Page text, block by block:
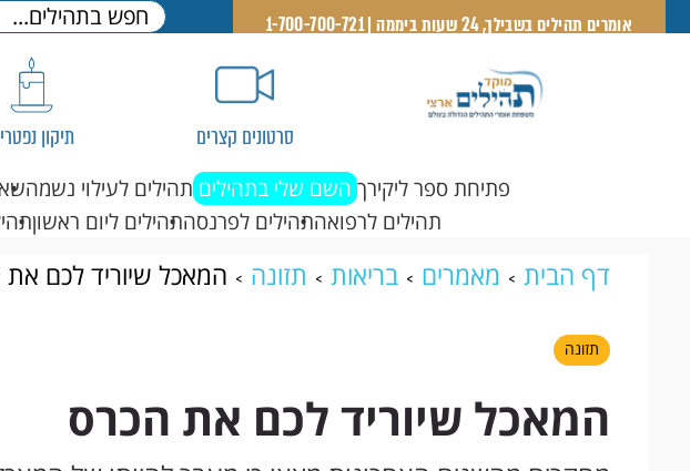
אומרים תהילים בשבילך, 24 שעות ביממה | 1-700-700-721
סרטונים קצרים תיקון
פתיחת ספר ליקירך השם שלי בתהילים תהילים לעילוי נשמה
תהילים לרפואהתהילים לפרנסהתהילים ליום ראשון
דף הבית מאמרים בריאות תזונה המאכל שיוריד לכם
תזונה
המאכל שיוריד לכם את הכרס